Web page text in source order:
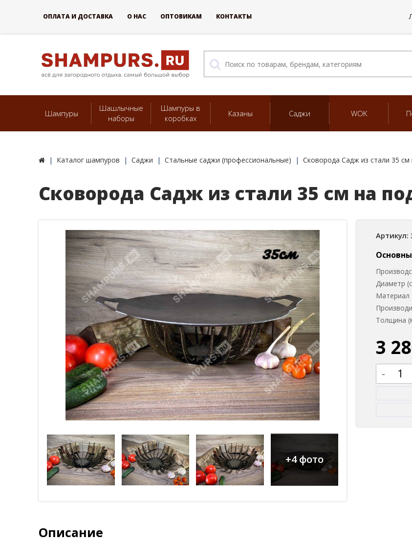
Шампуры
Шашлычные
наборы
Шампуры в
коробках
Казаны Саджи WOK
Каталог шампуров Саджи Стальные саджи (профессиональные) Сковорода Садж из стали 35
Сковорода Садж из стали 35 см на
+4 фото
Артикул:
Диаметр
Материал
Толщина
3
-
Описание
ОПЛАТА И ДОСТАВКА О НАС ОПТОВИКАМ КОНТАКТЫ